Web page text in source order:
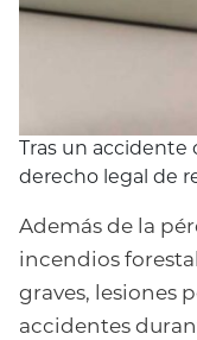
Tras un accidente
derecho legal de
Además de la
incendios
graves, lesiones
accidentes